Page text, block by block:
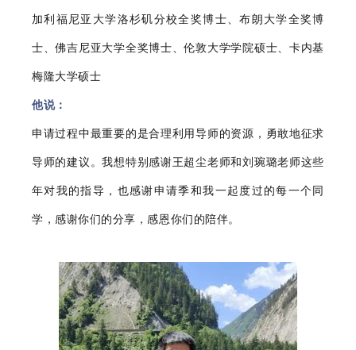
加利福尼亚大学洛杉矶分校全奖博士、布朗大学全奖博
士、佛吉尼亚大学全奖博士、伦敦大学学院硕士、卡内基
梅隆大学硕士
他说：
申请过程中最重要的是合理利用导师的资源，勇敢地征求
导师的建议。我想特别感谢王超尘老师和刘琬璐老师这些
年对我的指导，也感谢申请季和我一起度过的每一个同
学，感谢你们的分享，感恩你们的陪伴。